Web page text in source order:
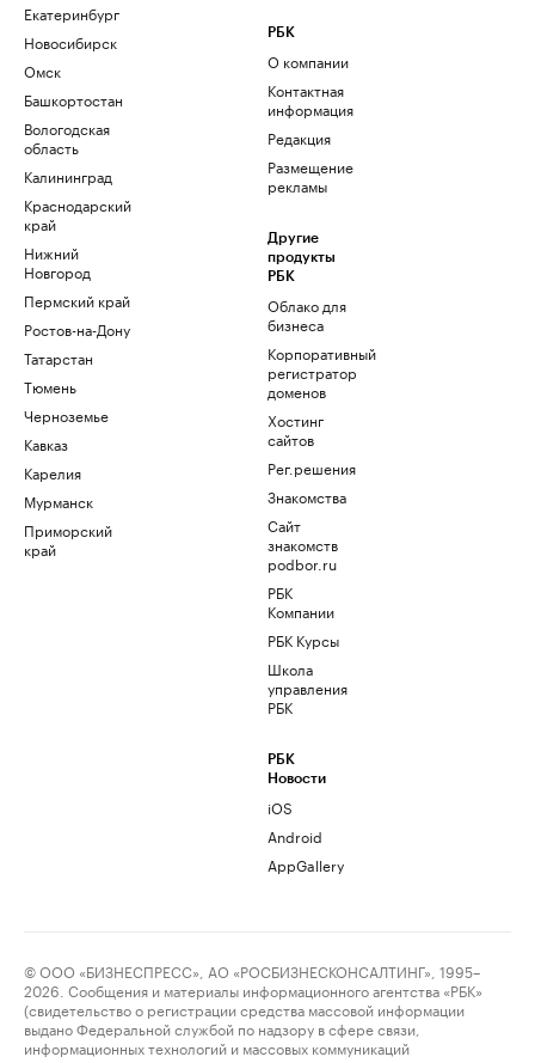
Екатеринбург
Новосибирск
Омск
Башкортостан
Вологодская
область
Калининград
Краснодарский
край
Нижний
Новгород
Пермский край
Ростов-на-Дону
Татарстан
Тюмень
Черноземье
Кавказ
Карелия
Мурманск
Приморский
край
РБК
О компании
Контактная
информация
Редакция
Размещение
рекламы
Другие
продукты
РБК
Облако для
бизнеса
Корпоративный
регистратор
доменов
Хостинг
сайтов
Рег.решения
Знакомства
Сайт
знакомств
podbor.ru
РБК
Компании
РБК Курсы
Школа
управления
РБК
РБК
Новости
iOS
Android
AppGallery
© ООО «БИЗНЕСПРЕСС», АО «РОСБИЗНЕСКОНСАЛТИНГ», 1995–
2026. Сообщения и материалы информационного агентства «РБК»
(свидетельство о регистрации средства массовой информации
выдано Федеральной службой по надзору в сфере связи,
информационных технологий и массовых коммуникаций